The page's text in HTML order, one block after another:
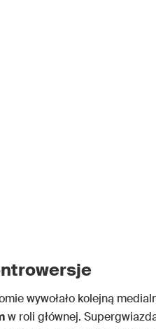
wywołało kolejną
w roli głównej.